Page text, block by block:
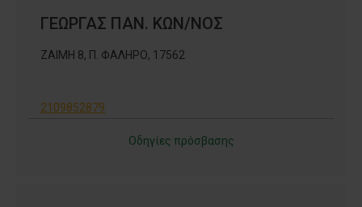
ΓΕΩΡΓΑΣ ΠΑΝ. ΚΩΝ/ΝΟΣ
ΖΑΙΜΗ 8, Π. ΦΑΛΗΡΟ, 17562
2109852879
Οδηγίες πρόσβασης